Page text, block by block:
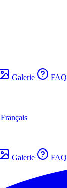
Galerie FAQ
Français
Galerie FAQ